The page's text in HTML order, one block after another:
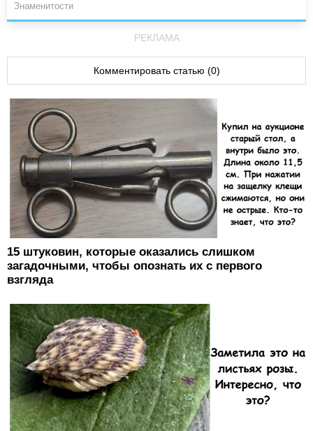
Знаменитости
РЕКЛАМА
Комментировать статью (0)
15 штуковин, которые оказались слишком
загадочными, чтобы опознать их с первого
взгляда